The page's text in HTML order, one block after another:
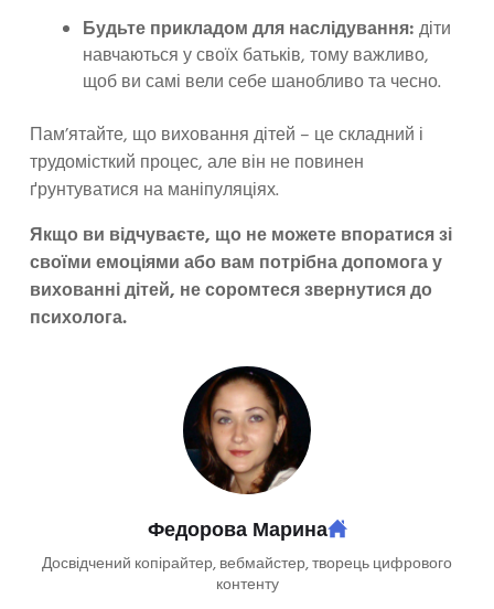
Будьте прикладом для наслідування:діти
навчаються у своїх батьків, тому важливо,
щоб ви самі вели себе шанобливо та чесно.
Пам’ятайте, що виховання дітей – це складний і
трудомісткий процес, але він не повинен
ґрунтуватися на маніпуляціях.
Якщо ви відчуваєте, що не можете впоратися зі
своїми емоціями або вам потрібна допомога у
вихованні дітей, не соромтеся звернутися до
психолога.
Федорова Марина
Досвідчений копірайтер, вебмайстер, творець цифрового
контенту